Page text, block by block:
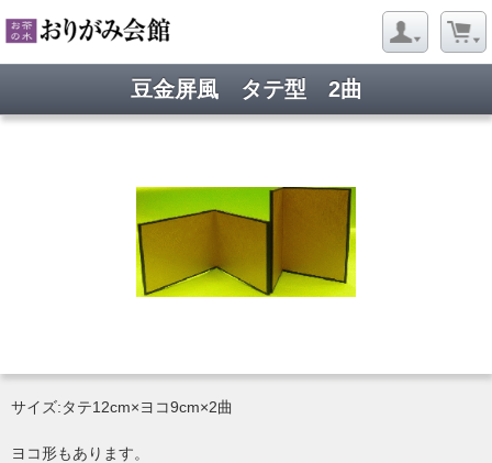
豆金屏風 タテ型 2曲
サイズ:タテ12cm×ヨコ9cm×2曲
ヨコ形もあります。